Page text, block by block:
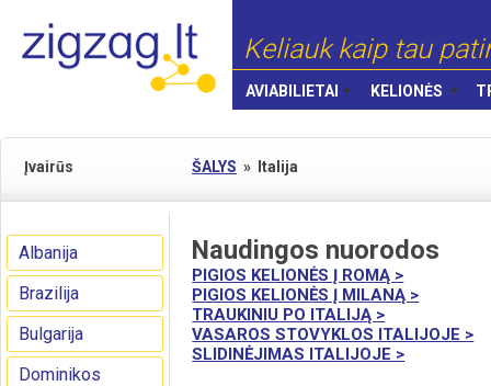
Keliauk kaip tau
AVIABILIETAI KELIONĖS
Įvairūs ŠALYS » Italija
Albanija
Brazilija
Bulgarija
Dominikos
Naudingos nuorodos
PIGIOS KELIONĖS Į ROMĄ >
PIGIOS KELIONĖS Į MILANĄ >
TRAUKINIU PO ITALIJĄ >
VASAROS STOVYKLOS ITALIJOJE >
SLIDINĖJIMAS ITALIJOJE >